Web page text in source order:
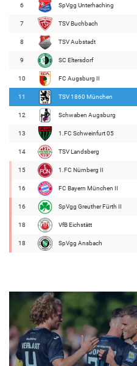
6 SpVgg Unterhaching
7 TSV Buchbach
8 TSV Aubstadt
9 SC Eltersdorf
10 FC Augsburg II
11 TSV 1860 München
12 Schwaben Augsburg
13 1.FC Schweinfurt 05
14 TSV Landsberg
15 1.FC Nürnberg II
16 FC Bayern München II
16 SpVgg Greuther Fürth II
18 VfB Eichstätt
18 SpVgg Ansbach